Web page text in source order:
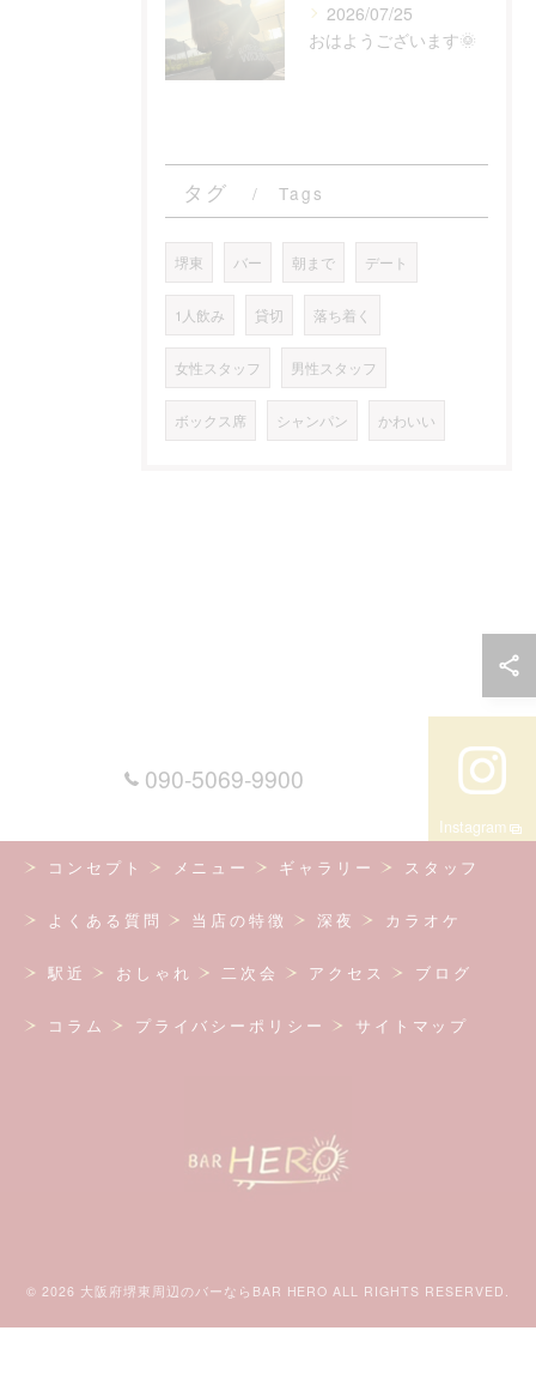
2026/07/25
おはようございます🌞
タグ Tags
堺東 バー 朝まで デート
1人飲み 貸切 落ち着く
女性スタッフ 男性スタッフ
ボックス席 シャンパン かわいい
090-5069-9900
Instagram
コンセプト メニュー ギャラリー スタッフ
よくある質問 当店の特徴 深夜 カラオケ
駅近 おしゃれ 二次会 アクセス ブログ
コラム プライバシーポリシー サイトマップ
© 2026 大阪府堺東周辺のバーならBAR HERO ALL RIGHTS RESERVED.